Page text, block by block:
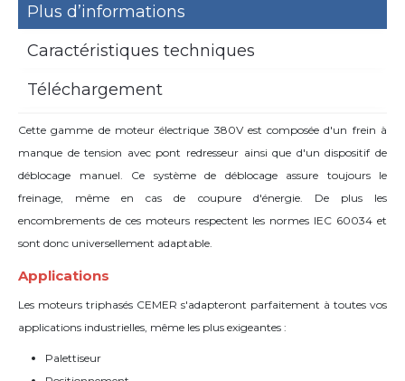
Plus d’informations
Caractéristiques techniques
Téléchargement
Cette gamme de moteur électrique 380V est composée d'un frein à
manque de tension avec pont redresseur ainsi que d'un dispositif de
déblocage manuel. Ce système de déblocage assure toujours le
freinage, même en cas de coupure d'énergie. De plus les
encombrements de ces moteurs respectent les normes IEC 60034 et
sont donc universellement adaptable.
Applications
Les moteurs triphasés CEMER s'adapteront parfaitement à toutes vos
applications industrielles, même les plus exigeantes :
Palettiseur